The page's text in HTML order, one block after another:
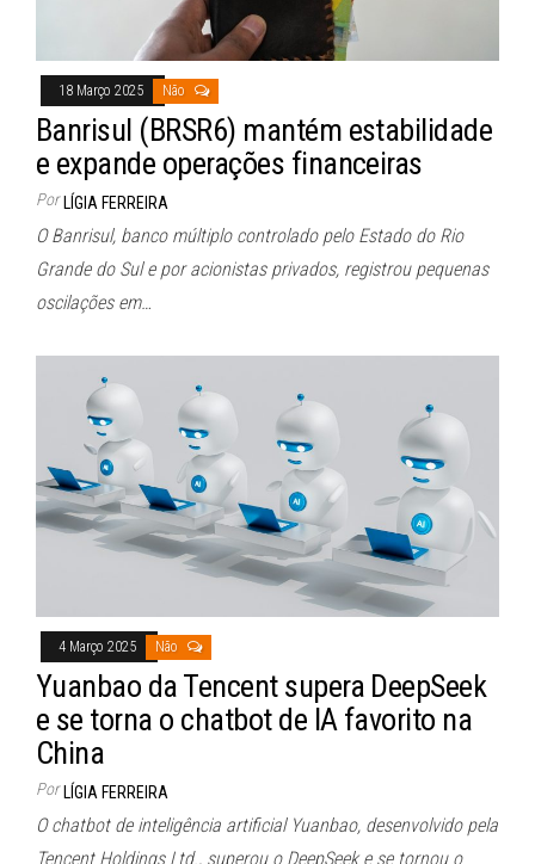
18 Março 2025 Não
Banrisul (BRSR6) mantém estabilidade
e expande operações financeiras
Por LÍGIA FERREIRA
O Banrisul, banco múltiplo controlado pelo Estado do Rio
Grande do Sul e por acionistas privados, registrou pequenas
oscilações em…
4 Março 2025 Não
Yuanbao da Tencent supera DeepSeek
e se torna o chatbot de IA favorito na
China
Por LÍGIA FERREIRA
O chatbot de inteligência artificial Yuanbao, desenvolvido pela
Tencent Holdings Ltd., superou o DeepSeek e se tornou o